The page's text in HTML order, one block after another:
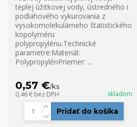
teplej úžitkovej vody, ústredného i
podlahového vykurovania z
vysokomolekulárneho štatistického
kopolyméru
polypropylénu.Technické
parametre:Materiál:
PolypropylénPriemer: ...
0,57 €/ks
0,46 € bez DPH skladom
Pridať do košíka